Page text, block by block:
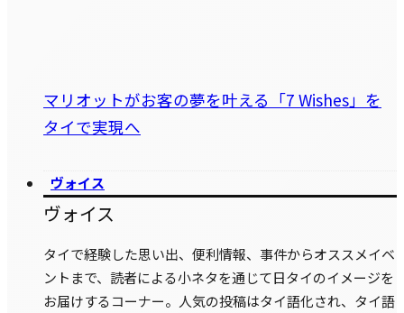
マリオットがお客の夢を叶える「7 Wishes」を
タイで実現へ
ヴォイス
ヴォイス
タイで経験した思い出、便利情報、事件からオススメイベ
ントまで、読者による小ネタを通じて日タイのイメージを
お届けするコーナー。人気の投稿はタイ語化され、タイ語